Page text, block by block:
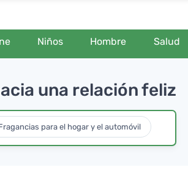
Niños Hombre Salud
una relación feliz
para el hogar y el automóvil